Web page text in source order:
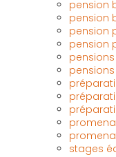
pension
pension
pension
pension
stages